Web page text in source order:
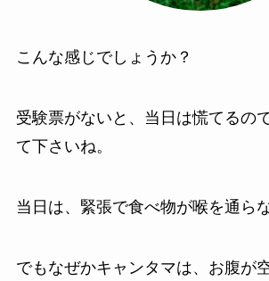
こんな感じでしょうか？
受験票がないと、当日は慌てるの
て下さいね。
当日は、緊張で食べ物が喉を通ら
でもなぜかキャンタマは、お腹が